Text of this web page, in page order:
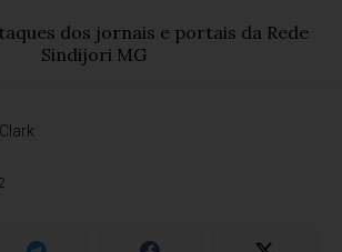
dos jornais e portais da Rede
Sindijori MG